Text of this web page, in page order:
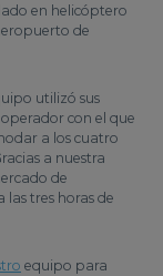
en helicóptero
de
utilizó sus
con el que
a los cuatro
a nuestra
de
tres horas de
equipo para